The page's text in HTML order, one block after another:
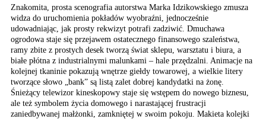
Znakomita, prosta scenografia autorstwa Marka Idzikowskiego zmusza
widza do uruchomienia pokładów wyobraźni, jednocześnie
udowadniając, jak prosty rekwizyt potrafi zadziwić. Dmuchawa
ogrodowa staje się przejawem ostatecznego finansowego szaleństwa,
ramy zbite z prostych desek tworzą świat sklepu, warsztatu i biura, a
białe płótna z industrialnymi malunkami – hale przędzalni. Animacje na
kolejnej tkaninie pokazują wnętrze giełdy towarowej, a wielkie litery
tworzące słowo „bank” są listą zalet dobrej kandydatki na żonę.
Śnieżący telewizor kineskopowy staje się wstępem do nowego biznesu,
ale też symbolem życia domowego i narastającej frustracji
zaniedbywanej małżonki, zamkniętej w swoim pokoju. Makieta kolejki